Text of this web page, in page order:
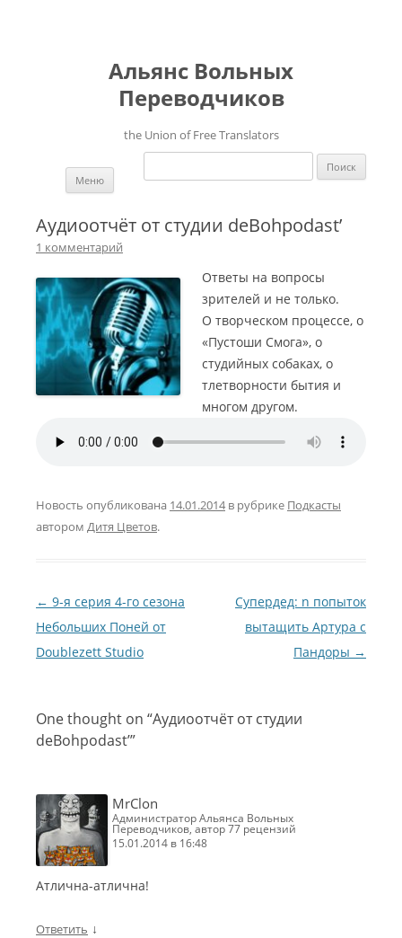
Альянс Вольных
Переводчиков
the Union of Free Translators
Найти:
Меню
Аудиоотчёт от студии deBohpodast’
1 комментарий
Ответы на вопросы
зрителей и не только.
О творческом процессе, о
«Пустоши Смога», о
студийных собаках, о
тлетворности бытия и
многом другом.
Новость опубликована 14.01.2014 в рубрике Подкасты
автором Дитя Цветов.
Навигация по записям
← 9-я серия 4-го сезона
Небольших Поней от
Doublezett Studio
Супердед: n попыток
вытащить Артура с
Пандоры →
One thought on “Аудиоотчёт от студии
deBohpodast’”
MrClon
Администратор Альянса Вольных
Переводчиков, автор 77 рецензий
15.01.2014 в 16:48
Атлична-атлична!
Ответить ↓